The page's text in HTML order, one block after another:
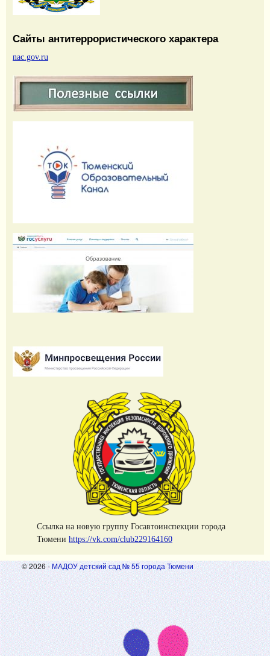
Сайты антитеррористического характера
nac.gov.ru
Cсылка на новую группу Госавтоинспекции города
Тюмени https://vk.com/club229164160
© 2026 -МАДОУ детский сад № 55 города Тюмени